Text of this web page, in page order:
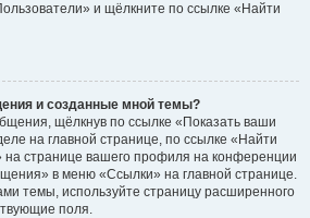
и щёлкните по ссылке «Найти
и созданные мной темы?
щёлкнув по ссылке «Показать ваши
на главной странице, по ссылке «Найти
на странице вашего профиля на конференции
в меню «Ссылки» на главной странице.
темы, используйте страницу расширенного
поля.